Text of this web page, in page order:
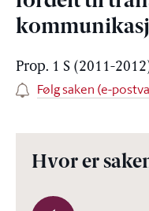
Prop. 1 S (2011-
Følg saken (e-
Hvor er